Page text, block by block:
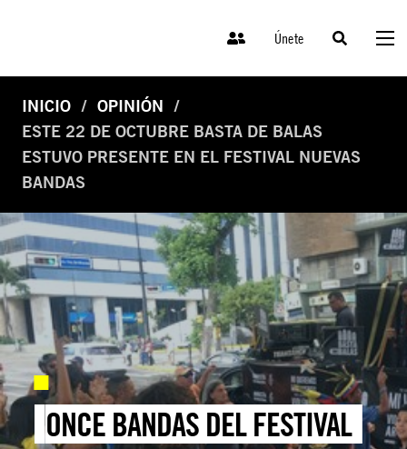
Únete
INICIO
OPINIÓN
ESTE 22 DE OCTUBRE BASTA DE BALAS
ESTUVO PRESENTE EN EL FESTIVAL NUEVAS
BANDAS
ONCE BANDAS DEL FESTIVAL